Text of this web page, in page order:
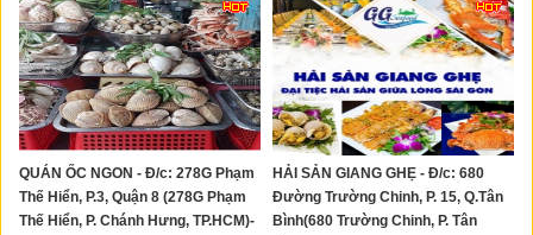
QUÁN ỐC NGON - Đ/c: 278G Phạm
Thế Hiển, P.3, Quận 8 (278G Phạm
Thế Hiển, P. Chánh Hưng, TP.HCM)-
HẢI SẢN GIANG GHẸ - Đ/c: 680
Đường Trường Chinh, P. 15, Q.Tân
Bình(680 Trường Chinh, P. Tân